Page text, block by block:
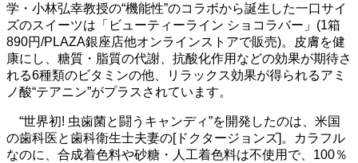
学・小林弘幸教授の“機能性”のコラボから誕生した一口サイ
ズのスイーツは「ビューティーライン ショコラバー」(1箱
890円/PLAZA銀座店他オンラインストアで販売)。皮膚を健
康にし、糖質・脂質の代謝、抗酸化作用などの効果が期待さ
れる6種類のビタミンの他、リラックス効果が得られるアミ
ノ酸“テアニン”がプラスされています。
“世界初! 虫歯菌と闘うキャンディ”を開発したのは、米国
の歯科医と歯科衛生士夫妻の[ドクタージョンズ]。カラフル
なのに、合成着色料や砂糖・人工着色料は不使用で、100％